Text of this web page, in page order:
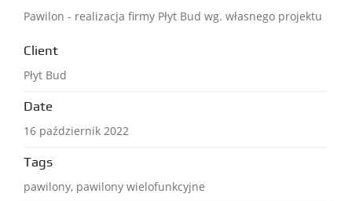
Pawilon - realizacja firmy Płyt Bud wg. własnego projektu
Client
Płyt Bud
Date
16 październik 2022
Tags
pawilony, pawilony wielofunkcyjne